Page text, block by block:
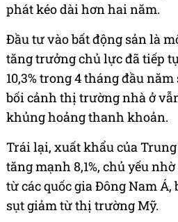
phát kéo dài hơn hai năm.
Đầu tư vào bất động sản là
tăng trưởng chủ lực đã tiếp
10,3% trong 4 tháng đầu
bối cảnh thị trường nhà ở
khủng hoảng thanh khoản.
Trái lại, xuất khẩu của
tăng mạnh 8,1%, chủ yếu
từ các quốc gia Đông Nam
sụt giảm từ thị trường Mỹ.